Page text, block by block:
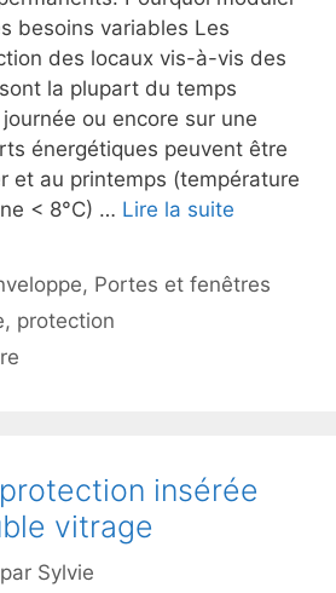
besoins variables Les
des locaux vis-à-vis des
la plupart du temps
ou encore sur une
énergétiques peuvent être
et au printemps (température
< 8°C) … Lire la suite
, Portes et fenêtres
, protection
insérée
vitrage
par Sylvie